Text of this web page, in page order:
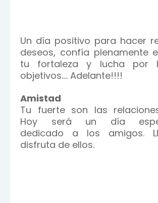
Un día positivo para hacer
deseos, confía plenamente
tu fortaleza y lucha por
objetivos.... Adelante!!!!
Amistad
Tu fuerte son las
Hoy será un día
dedicado a los amigos.
disfruta de ellos.